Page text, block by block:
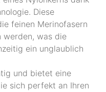
Diese
feinen Merinofasern
werden, was die
ein unglaublich
und bietet eine
sich perfekt an Ihren